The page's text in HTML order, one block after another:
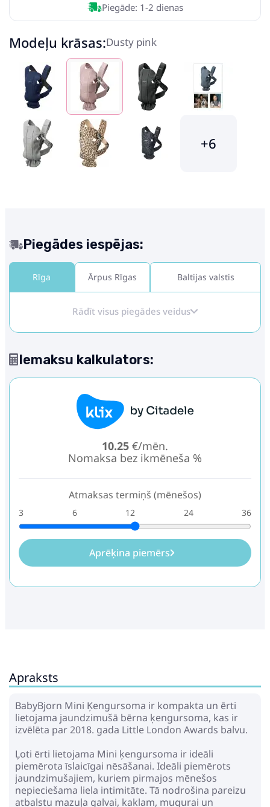
Piegāde: 1-2 dienas
Modeļu krāsas:Dusty pink
+6
Piegādes iespējas:
Rīga Ārpus Rīgas Baltijas valstis
Rādīt visus piegādes veidus
Iemaksu kalkulators:
10.25 €/mēn.
Nomaksa bez ikmēneša %
Atmaksas termiņš (mēnešos)
3 6 12 24 36
Aprēķina piemērs
Apraksts
BabyBjorn Mini Ķengursoma ir kompakta un ērti
lietojama jaundzimušā bērna ķengursoma, kas ir
izvēlēta par 2018. gada Little London Awards balvu.
Ļoti ērti lietojama Mini ķengursoma ir ideāli
piemērota īslaicīgai nēsāšanai. Ideāli piemērots
jaundzimušajiem, kuriem pirmajos mēnešos
nepieciešama liela intimitāte. Tā nodrošina pareizu
atbalstu mazuļa galvai, kaklam, mugurai un